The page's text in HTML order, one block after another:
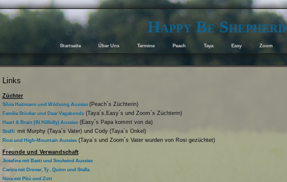
Happy Be Shepherd
Startseite Über Uns Termine Peach Taya Easy Zoom
Links
Züchter
Silvia Heitmann und Wildsong Aussies (Peach´s Züchterin)
Familie Stöcker und Dear Vagabonds(Taya´s,Easy´s und Zoom´s Züchterin)
Heart & Brain (IN Hillbilly) Aussies(Easy´s Papa kommt von da)
Steffi mit Murphy (Taya´s Vater) und Cody (Taya´s Onkel)
Rosi und High-Mountain Aussies(Taya´s und Zoom´s Vater wurden von Rosi gezüchtet)
Freunde und Verwandschaft
Josefine mit Basti und Soulwind Aussies
Carina mit Drover, Ty , Quinn und Stella
Nina mit Pitú und Zott